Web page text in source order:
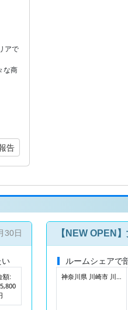
アで
な商
告
駅、渋谷、秋葉原、新
用可×日比谷線直通＞北千
30日
額:
【NEW OPEN
ルームシェアで
神奈川県 川崎市 川崎区